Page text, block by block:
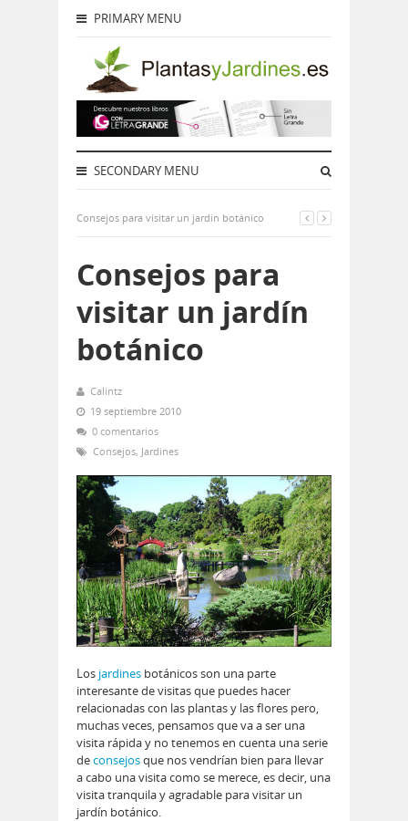
PRIMARY MENU
SECONDARY MENU
Consejos para visitar un jardín botánico
Consejos para
visitar un jardín
botánico
Calintz
19 septiembre 2010
0 comentarios
Consejos, Jardines
Los jardines botánicos son una parte
interesante de visitas que puedes hacer
relacionadas con las plantas y las flores pero,
muchas veces, pensamos que va a ser una
visita rápida y no tenemos en cuenta una serie
deconsejosque nos vendrían bien para llevar
a cabo una visita como se merece, es decir, una
visita tranquila y agradable para visitar un
jardín botánico.